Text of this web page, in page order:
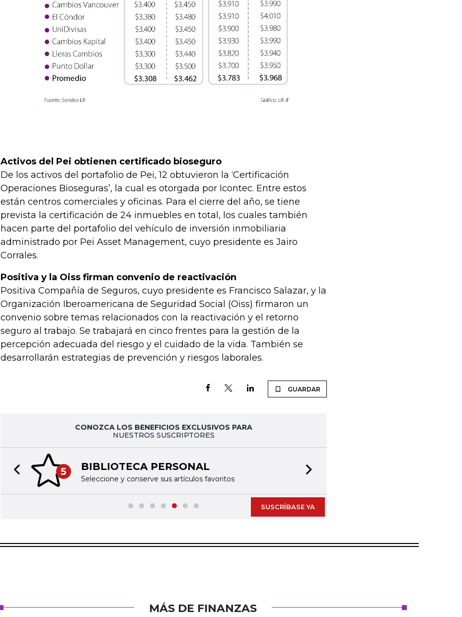
Activos del Pei obtienen certificado bioseguro
De los activos del portafolio de Pei, 12 obtuvieron la ‘Certificación
Operaciones Bioseguras’, la cual es otorgada por Icontec. Entre estos
están centros comerciales y oficinas. Para el cierre del año, se tiene
prevista la certificación de 24 inmuebles en total, los cuales también
hacen parte del portafolio del vehículo de inversión inmobiliaria
administrado por Pei Asset Management, cuyo presidente es Jairo
Corrales.
Positiva y la Oiss firman convenio de reactivación
Positiva Compañía de Seguros, cuyo presidente es Francisco Salazar, y la
Organización Iberoamericana de Seguridad Social (Oiss) firmaron un
convenio sobre temas relacionados con la reactivación y el retorno
seguro al trabajo. Se trabajará en cinco frentes para la gestión de la
percepción adecuada del riesgo y el cuidado de la vida. También se
desarrollarán estrategias de prevención y riesgos laborales.
GUARDAR
CONOZCA LOS BENEFICIOS EXCLUSIVOS PARA
NUESTROS SUSCRIPTORES
5 BIBLIOTECA PERSONAL
Seleccione y conserve sus artículos favoritos
Previous slide
SUSCRÍBASE YA
MÁS DE FINANZAS